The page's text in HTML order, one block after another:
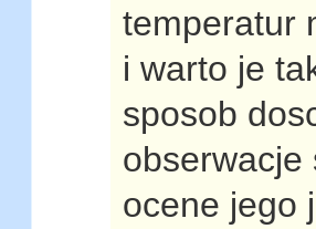
temperatur
i warto je
sposob
obserwacje
ocene jego